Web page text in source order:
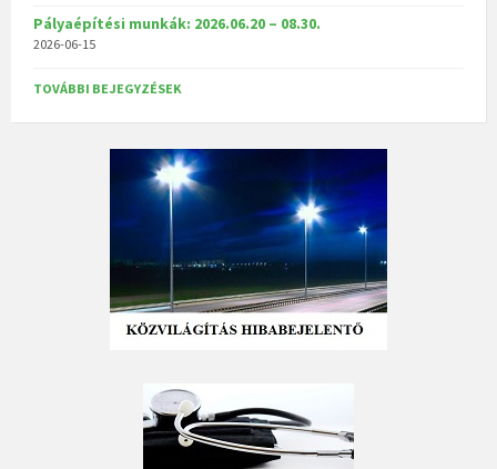
Pályaépítési munkák: 2026.06.20 – 08.30.
2026-06-15
TOVÁBBI BEJEGYZÉSEK